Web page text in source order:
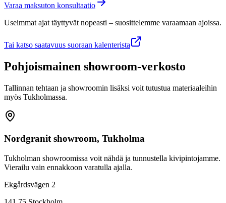
Varaa maksuton konsultaatio
Useimmat ajat täyttyvät nopeasti – suosittelemme varaamaan ajoissa.
Tai katso saatavuus suoraan kalenterista
Pohjoismainen showroom-verkosto
Tallinnan tehtaan ja showroomin lisäksi voit tutustua materiaaleihin
myös Tukholmassa.
Nordgranit showroom, Tukholma
Tukholman showroomissa voit nähdä ja tunnustella kivipintojamme.
Vierailu vain ennakkoon varatulla ajalla.
Ekgårdsvägen 2